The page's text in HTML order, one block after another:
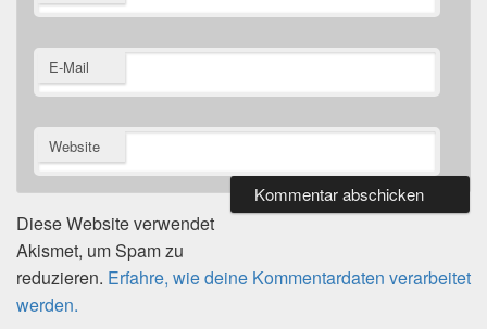
E-Mail
Website
Diese Website verwendet
Akismet, um Spam zu
reduzieren. Erfahre, wie deine Kommentardaten verarbeitet
werden.